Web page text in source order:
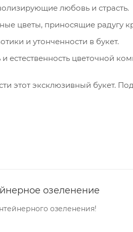
любовь и страсть.
цветы, приносящие радугу
и утонченности в букет.
естественность цветочной
этот эксклюзивный букет.
озеленение
озеленения!